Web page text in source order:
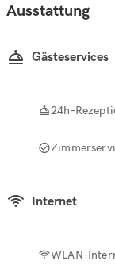
Ausstattung
Gästeservices
24h-
Internet
WLAN-